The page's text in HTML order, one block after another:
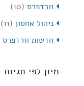
וורדפרס (10)
ניהול אחסון (11)
חדשות וורדפרס
מיון לפי תגיות